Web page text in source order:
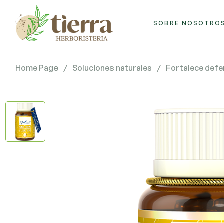
SOBRE NOSOTROS
Home Page / Soluciones naturales / Fortalece